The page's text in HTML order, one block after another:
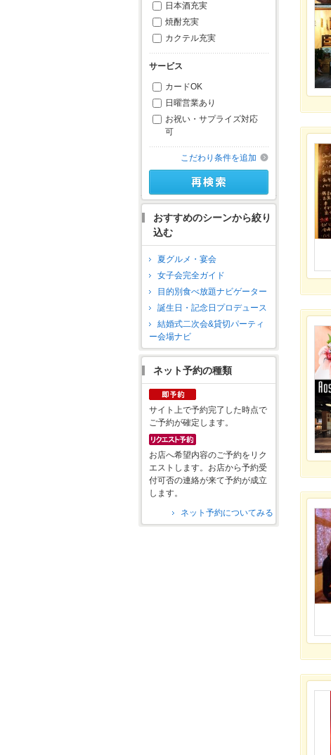
日本酒充実
焼酎充実
カクテル充実
サービス
カードOK
日曜営業あり
お祝い・サプライズ対応
可
こだわり条件を追加
おすすめのシーンから絞り
込む
夏グルメ・宴会
女子会完全ガイド
目的別食べ放題ナビゲーター
誕生日・記念日プロデュース
結婚式二次会&貸切パーティ
ー会場ナビ
ネット予約の種類
サイト上で予約完了した時点で
ご予約が確定します。
お店へ希望内容のご予約をリク
エストします。お店から予約受
付可否の連絡が来て予約が成立
します。
ネット予約についてみる